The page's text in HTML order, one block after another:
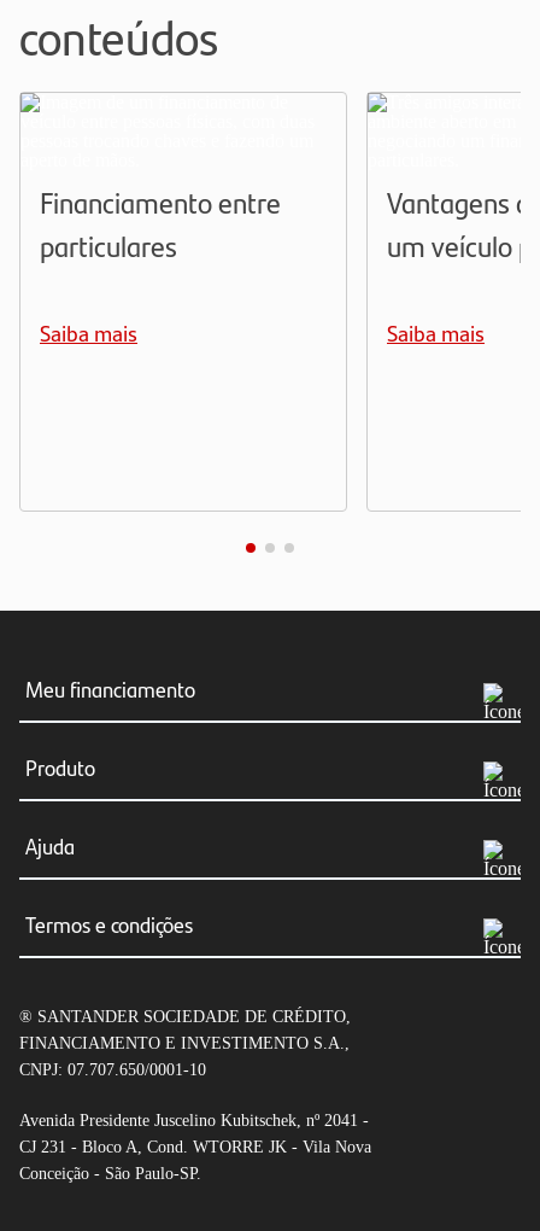
conteúdos
Financiamento entre
particulares
Saiba mais
Vantagens
um veículo
Saiba mais
Meu financiamento
Consultar Financiamento
Renegociação
Resumo e/ou cópia do contrato
Transferência do Financiamento
Produto
Financiar veículos
Financiar veículo particular
Seguro Auto
Open Finance
Ajuda
Dúvidas frequentes
Fraudes e segurança
Termos e condições
Condições gerais de Empréstimo com garantia de
veículo
Tabela de tarifas
Política de privacidade
® SANTANDER SOCIEDADE DE CRÉDITO,
FINANCIAMENTO E INVESTIMENTO S.A.,
CNPJ: 07.707.650/0001-10
Avenida Presidente Juscelino Kubitschek, nº 2041 -
CJ 231 - Bloco A, Cond. WTORRE JK - Vila Nova
Conceição - São Paulo-SP.